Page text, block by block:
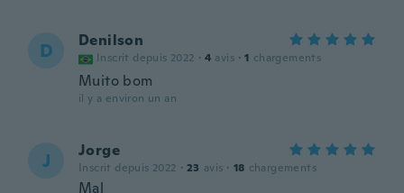
D Denilson
Inscrit depuis 2022 · 4 avis · 1 chargements
Muito bom
il y a environ un an
J Jorge
Inscrit depuis 2022 · 23 avis · 18 chargements
Mal